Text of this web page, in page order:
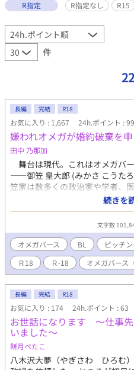
R指定
R指定なし R15
件
22
長編 完結 R18
お気に入り : 1,667 24h.ポイント : 99
嫌われオメガが婚約破棄を
田中 乃那加
舞台は現代。これはオメガバ
――御笠 皇大郎 (みかさ こうた
笠家は数多くの政治家や学者、
い家系である。 とある事件か
グして高学歴のエリートで容
アルファ家系であった中での
い。 針のむしろ状態で大学を
を与えられ無愛想な家政婦と唯
そこで次々と持ち込まれる縁
いたが、優しかった祖母が倒
り候補の弟からの脅しで、皇
手は貴島グループ(金融から不動
長した巨大企業グループ)のい
こうき)である。 顔こそイケメ
アルファ。 見合いの席でとん
うとしたクズ男。 すったもん
で働くように要求された。 案
ヒソされ嫌がらせも続く。 そ
で耐えた。 しかし婚約者は連
続きを
文字数
オメガバース BL ビッチ
Ｒ18
Ｒ-18 オメガバース
長編 完結 R18
お気に入り : 174 24h.ポイント : 63
お世話になります ～仕事
いました～
餅月ぺたこ
八木沢大夢（やぎさわ ひろむ